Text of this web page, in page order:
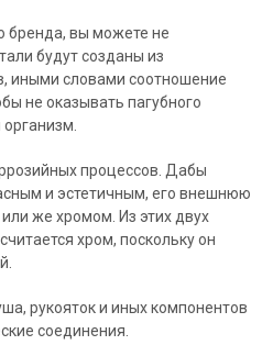
бренда, вы можете не
будут созданы из
иными словами соотношение
не оказывать пагубного
процессов. Дабы
и эстетичным, его внешнюю
же хромом. Из этих двух
хром, поскольку он
рукояток и иных компонентов
соединения.